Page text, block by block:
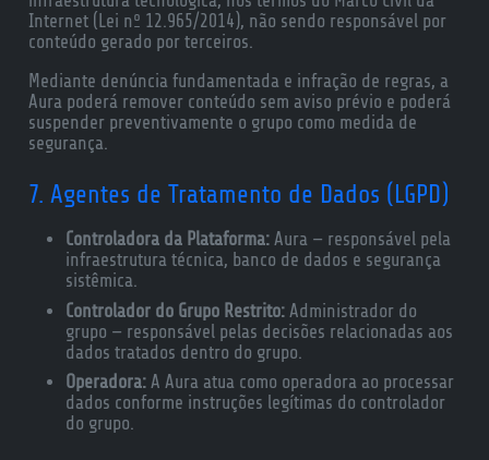
Internet (Lei nº 12.965/2014), não sendo responsável por
conteúdo gerado por terceiros.
Mediante denúncia fundamentada e infração de regras, a
Aura poderá remover conteúdo sem aviso prévio e poderá
suspender preventivamente o grupo como medida de
segurança.
7. Agentes de Tratamento de Dados (LGPD)
Controladora da Plataforma:Aura — responsável pela
infraestrutura técnica, banco de dados e segurança
sistêmica.
Controlador do Grupo Restrito:Administrador do
grupo — responsável pelas decisões relacionadas aos
dados tratados dentro do grupo.
Operadora:A Aura atua como operadora ao processar
dados conforme instruções legítimas do controlador
do grupo.